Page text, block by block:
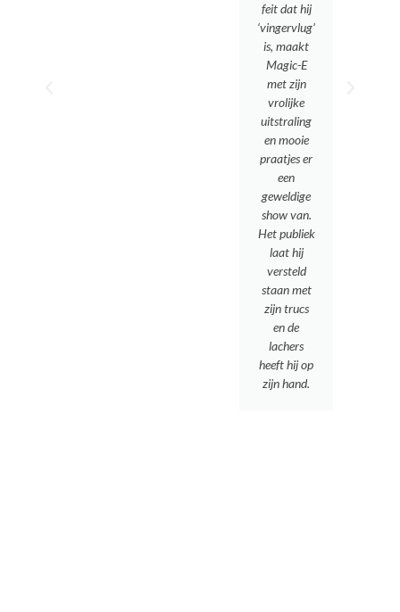
feit dat hij
‘vingervlug’
is, maakt
Magic-E
met zijn
vrolijke
uitstraling
en mooie
praatjes er
een
geweldige
show van.
Het publiek
laat hij
versteld
staan met
zijn trucs
en de
lachers
heeft hij op
zijn hand.